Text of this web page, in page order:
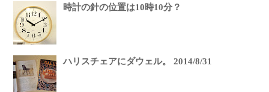
時計の針の位置は10時10分？
ハリスチェアにダウェル。 2014/8/31